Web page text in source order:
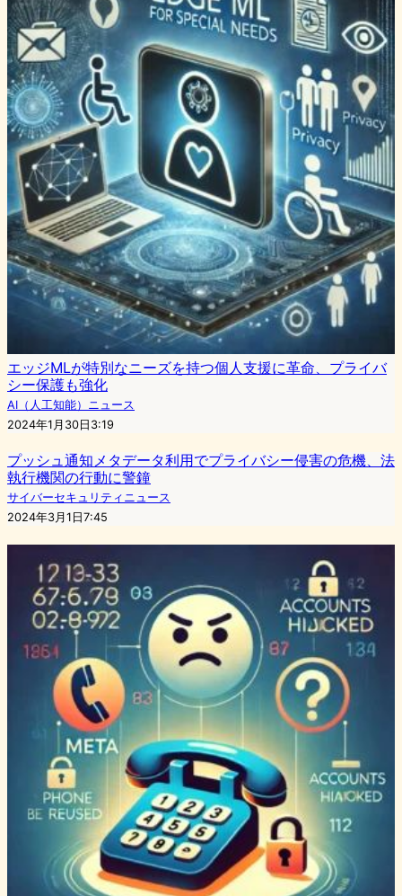
エッジMLが特別なニーズを持つ個人支援に革命、プライバ
シー保護も強化
AI（人工知能）ニュース
2024年1月30日3:19
プッシュ通知メタデータ利用でプライバシー侵害の危機、法
執行機関の行動に警鐘
サイバーセキュリティニュース
2024年3月1日7:45